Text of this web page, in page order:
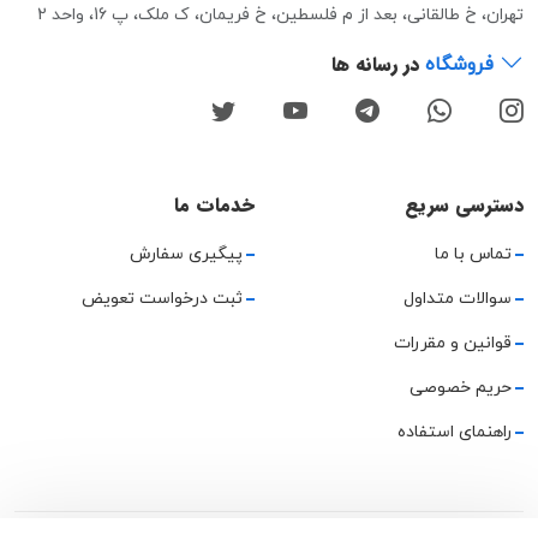
تهران، خ طالقانی، بعد از م فلسطین، خ فریمان، ک ملک، پ 16، واحد 2
فروشگاه در رسانه ها
دسترسی سریع
تماس با ما
سوالات متداول
قوانین و مقررات
حریم خصوصی
راهنمای استفاده
خدمات ما
پیگیری سفارش
ثبت درخواست تعویض